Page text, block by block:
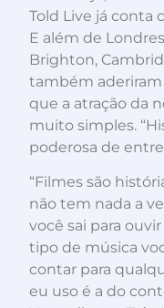
Told Live já conta
E além de
Brighton,
também
que a atração da
muito simples.
poderosa de
“Filmes são
não tem nada a
você sai para
tipo de música
contar para
eu uso é a do